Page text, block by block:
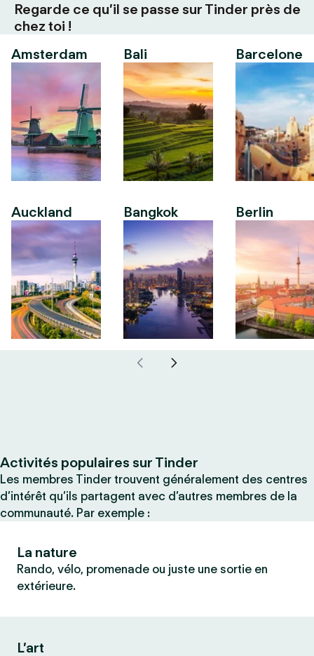
Regarde ce qu’il se passe sur Tinder près de
chez toi !
Amsterdam
Auckland
Bali
Bangkok
Barcelone
Berlin
Activités populaires sur Tinder
Les membres Tinder trouvent généralement des centres
d’intérêt qu’ils partagent avec d’autres membres de la
communauté. Par exemple :
La nature
Rando, vélo, promenade ou juste une sortie en
extérieure.
L’art